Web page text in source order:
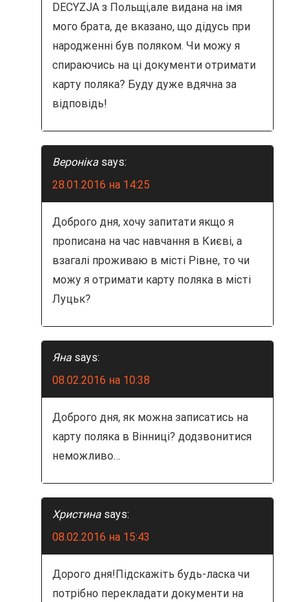
DECYZJA з Польщі,але видана на імя
мого брата, де вказано, що дідусь при
народженні був поляком. Чи можу я
спираючись на ці документи отримати
карту поляка? Буду дуже вдячна за
відповідь!
Вероніка says:
28.01.2016 на 14:25
Доброго дня, хочу запитати якщо я
прописана на час навчання в Києві, а
взагалі проживаю в місті Рівне, то чи
можу я отримати карту поляка в місті
Луцьк?
Яна says:
08.02.2016 на 10:38
Доброго дня, як можна записатись на
карту поляка в Вінниці? додзвонитися
неможливо…
Христина says:
08.02.2016 на 15:43
Дорого дня!Підскажіть будь-ласка чи
потрібно перекладати документи на